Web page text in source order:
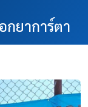
ยาการ์ตา